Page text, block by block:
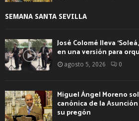
SEMANA SANTA SEVILLA
José Colomé lleva
en una versión para
agosto 5, 2026 0
Miguel Ángel Moreno
canónica de la
su pregón